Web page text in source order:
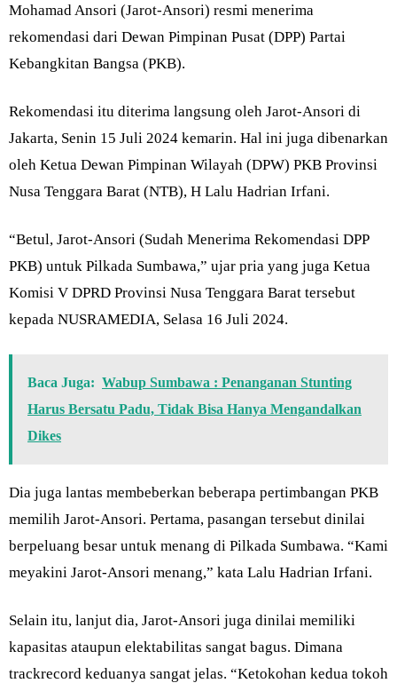
Mohamad Ansori (Jarot-Ansori) resmi menerima
rekomendasi dari Dewan Pimpinan Pusat (DPP) Partai
Kebangkitan Bangsa (PKB).
Rekomendasi itu diterima langsung oleh Jarot-Ansori di
Jakarta, Senin 15 Juli 2024 kemarin. Hal ini juga dibenarkan
oleh Ketua Dewan Pimpinan Wilayah (DPW) PKB Provinsi
Nusa Tenggara Barat (NTB), H Lalu Hadrian Irfani.
“Betul, Jarot-Ansori (Sudah Menerima Rekomendasi DPP
PKB) untuk Pilkada Sumbawa,” ujar pria yang juga Ketua
Komisi V DPRD Provinsi Nusa Tenggara Barat tersebut
kepada NUSRAMEDIA, Selasa 16 Juli 2024.
Baca Juga: Wabup Sumbawa : Penanganan Stunting
Harus Bersatu Padu, Tidak Bisa Hanya Mengandalkan
Dikes
Dia juga lantas membeberkan beberapa pertimbangan PKB
memilih Jarot-Ansori. Pertama, pasangan tersebut dinilai
berpeluang besar untuk menang di Pilkada Sumbawa. “Kami
meyakini Jarot-Ansori menang,” kata Lalu Hadrian Irfani.
Selain itu, lanjut dia, Jarot-Ansori juga dinilai memiliki
kapasitas ataupun elektabilitas sangat bagus. Dimana
trackrecord keduanya sangat jelas. “Ketokohan kedua tokoh